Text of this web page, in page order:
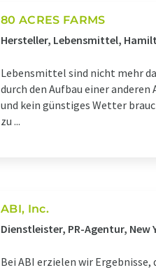
80 ACRES FARMS
Hersteller, Lebensmittel,
Lebensmittel sind nicht mehr
durch den Aufbau einer
und kein günstiges Wetter
zu ...
ABI, Inc.
Dienstleister, PR-Agentur, New
Bei ABI erzielen wir